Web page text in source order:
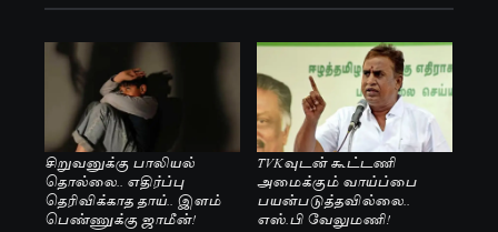
சிறுவனுக்கு பாலியல்
தொல்லை.. எதிர்ப்பு
தெரிவிக்காத தாய்.. இளம்
பெண்ணுக்கு ஜாமீன்!
TVKவுடன் கூட்டணி
அமைக்கும் வாய்ப்பை
பயன்படுத்தவில்லை..
எஸ்.பி வேலுமணி!